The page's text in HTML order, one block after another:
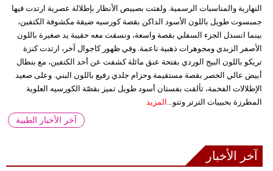
النهارية والمناسبات الرسمية. ولفتت بصيبص الأنظار بإطلالة عصرية ارتدت فيها
جمبسوت طويل باللون الأسود الداكن بقصة كورسيه ضيقة مكشوفة الكتفين،
بينما انسدل الجزء السفلي بقصة واسعة، ونسقت معه حقيبة يد صغيرة باللون
الأصفر الزبدي ومجوهرات ذهبية ناعمة. وفي ظهور كاجوال آخر، ارتدت كنزة
تريكو باللون البيج الوردي بفتحة عنق مائلة كشفت عن أحد الكتفين، مع بنطال
أبيض عالي الخصر بقصة مستقيمة وحزام جلدي رفيع باللون البني. وعلى صعيد
الإطلالات الفخمة، تألقت بفستان أسود طويل تميز بقصّة الكورسيه العلوية
المطرزة بحبيبات الترتر وتنو...
المزيد
آخر الأخبار الطبية
آخر الأخبار